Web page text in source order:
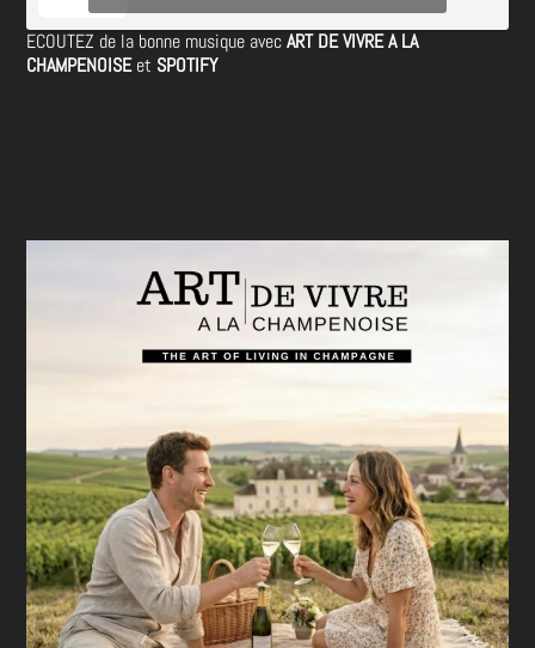
ECOUTEZ de la bonne musique avecART DE VIVRE A LA
CHAMPENOISEet SPOTIFY